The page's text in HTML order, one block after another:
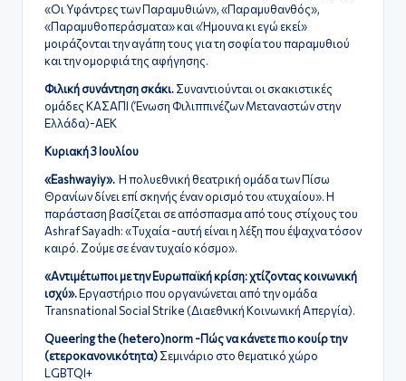
«Οι Υφάντρες των Παραμυθιών», «Παραμυθανθός»,
«Παραμυθοπεράσματα» και «Ήμουνα κι εγώ εκεί»
μοιράζονται την αγάπη τους για τη σοφία του παραμυθιού
και την ομορφιά της αφήγησης.
Φιλική συνάντηση σκάκι.Συναντιούνται οι σκακιστικές
ομάδες ΚΑΣΑΠΙ (Ένωση Φιλιππινέζων Μεταναστών στην
Ελλάδα)-ΑΕΚ
Κυριακή 3 Ιουλίου
«Eashwayiy». H πολυεθνική θεατρική ομάδα των Πίσω
Θρανίων δίνει επί σκηνής έναν ορισμό του «τυχαίου». Η
παράσταση βασίζεται σε απόσπασμα από τους στίχους του
Ashraf Sayadh: «Tυχαία -αυτή είναι η λέξη που έψαχνα τόσον
καιρό. Ζούμε σε έναν τυχαίο κόσμο».
«Αντιμέτωποι με την Ευρωπαϊκή κρίση: χτίζοντας κοινωνική
ισχύ».Εργαστήριο που οργανώνεται από την oμάδα
Transnational Social Strike (Διαεθνική Κοινωνική Απεργία).
Queering the (hetero)norm -Πώς να κάνετε πιο κουίρ την
(ετεροκανονικότητα)Σεμινάριο στο θεματικό χώρο
LGBTQI+